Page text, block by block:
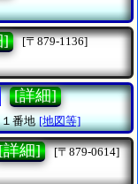
]
[〒879-1136]
[詳細]
番地 [地図等]
詳細]
[〒879-0614]